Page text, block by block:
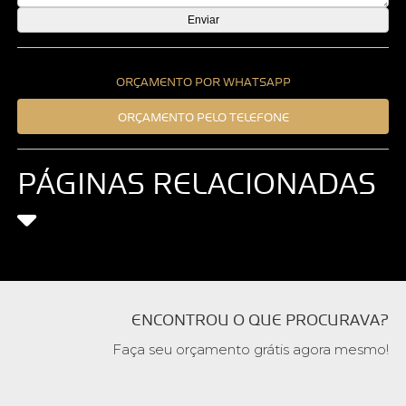
ORÇAMENTO POR WHATSAPP
ORÇAMENTO PELO TELEFONE
PÁGINAS RELACIONADAS
ENCONTROU O QUE PROCURAVA?
Faça seu orçamento grátis agora mesmo!